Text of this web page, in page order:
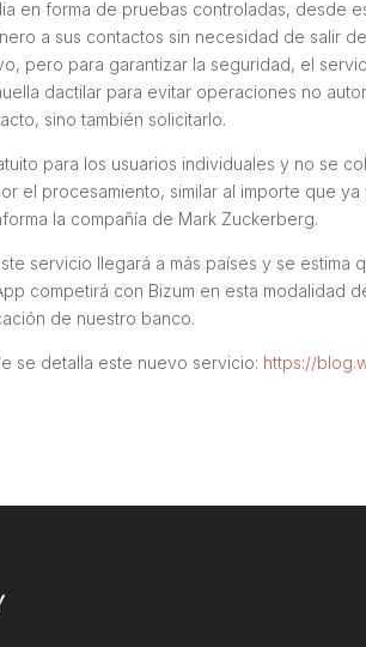
en forma de pruebas controladas, desde
a sus contactos sin necesidad de salir
pero para garantizar la seguridad, el
dactilar para evitar operaciones no
sino también solicitarlo.
para los usuarios individuales y no se
el procesamiento, similar al importe que
la compañía de Mark Zuckerberg.
servicio llegará a más países y se estima
competirá con Bizum en esta modalidad
de nuestro banco.
se detalla este nuevo servicio: https://